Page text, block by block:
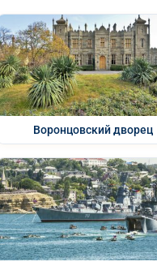
Воронцовский дворец